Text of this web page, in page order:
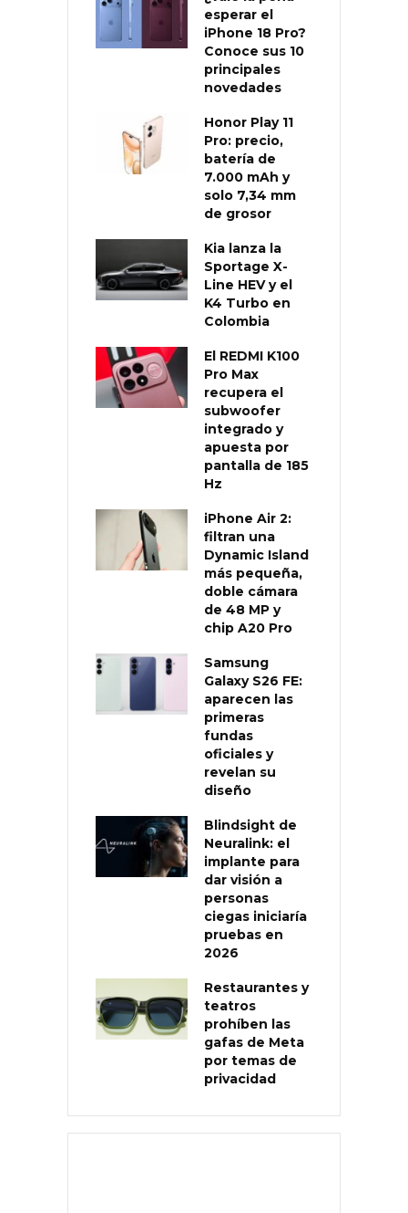
esperar el
iPhone 18 Pro?
Conoce sus 10
principales
novedades
Honor Play 11
Pro: precio,
batería de
7.000 mAh y
solo 7,34 mm
de grosor
Kia lanza la
Sportage X-
Line HEV y el
K4 Turbo en
Colombia
El REDMI K100
Pro Max
recupera el
subwoofer
integrado y
apuesta por
pantalla de 185
Hz
iPhone Air 2:
filtran una
Dynamic Island
más pequeña,
doble cámara
de 48 MP y
chip A20 Pro
Samsung
Galaxy S26 FE:
aparecen las
primeras
fundas
oficiales y
revelan su
diseño
Blindsight de
Neuralink: el
implante para
dar visión a
personas
ciegas iniciaría
pruebas en
2026
Restaurantes y
teatros
prohíben las
gafas de Meta
por temas de
privacidad